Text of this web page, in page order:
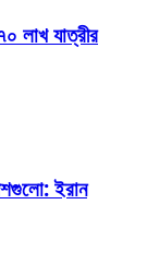
লাখ যাত্রীর
ইরান